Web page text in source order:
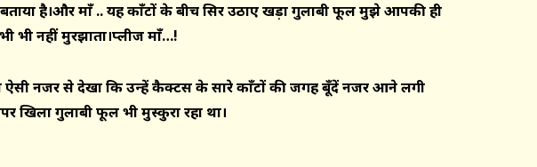
है।और माँ .. यह काँटों के बीच सिर उठाए खड़ा गुलाबी फूल मुझे आपकी ही
भी नहीं मुरझाता।प्लीज माँ…!
नजर से देखा कि उन्हें कैक्टस के सारेकाँटोंकी जगहबूँदेंनजर आने लगी
खिला गुलाबी फूल भी मुस्कुरा रहा था।